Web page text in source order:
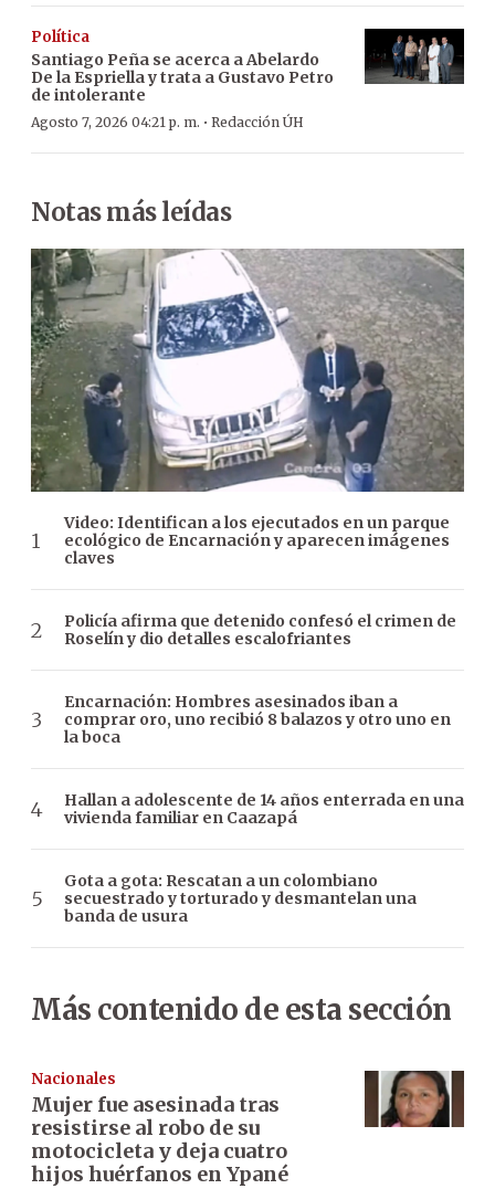
Política
Santiago Peña se acerca a Abelardo
De la Espriella y trata a Gustavo Petro
de intolerante
Agosto 7, 2026 04:21 p. m. · Redacción ÚH
Notas más leídas
Video: Identifican a los ejecutados en un parque
ecológico de Encarnación y aparecen imágenes
claves
Policía afirma que detenido confesó el crimen de
Roselín y dio detalles escalofriantes
Encarnación: Hombres asesinados iban a
comprar oro, uno recibió 8 balazos y otro uno en
la boca
Hallan a adolescente de 14 años enterrada en una
vivienda familiar en Caazapá
Gota a gota: Rescatan a un colombiano
secuestrado y torturado y desmantelan una
banda de usura
Más contenido de esta sección
Nacionales
Mujer fue asesinada tras
resistirse al robo de su
motocicleta y deja cuatro
hijos huérfanos en Ypané